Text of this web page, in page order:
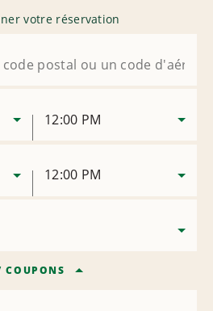
votre réservation
12:00 PM
12:00 PM
COUPONS